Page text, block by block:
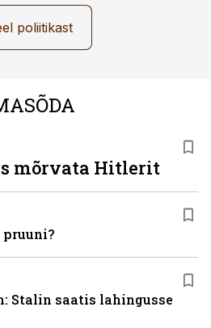
poliitikast
mõrvata Hitlerit
Stalin saatis lahingusse